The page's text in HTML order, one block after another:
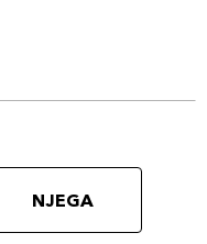
NJEGA